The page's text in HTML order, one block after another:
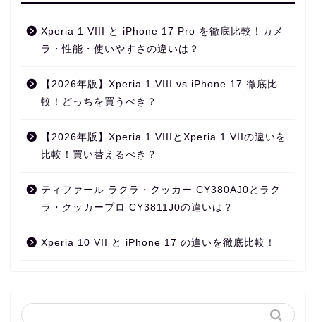
Xperia 1 VIII と iPhone 17 Pro を徹底比較！カメ
ラ・性能・使いやすさの違いは？
【2026年版】Xperia 1 VIII vs iPhone 17 徹底比
較！どっちを買うべき？
【2026年版】Xperia 1 VIIIとXperia 1 VIIの違いを
比較！買い替えるべき？
ティファール ラクラ・クッカー CY380AJ0とラク
ラ・クッカープロ CY3811J0の違いは？
Xperia 10 VII と iPhone 17 の違いを徹底比較！